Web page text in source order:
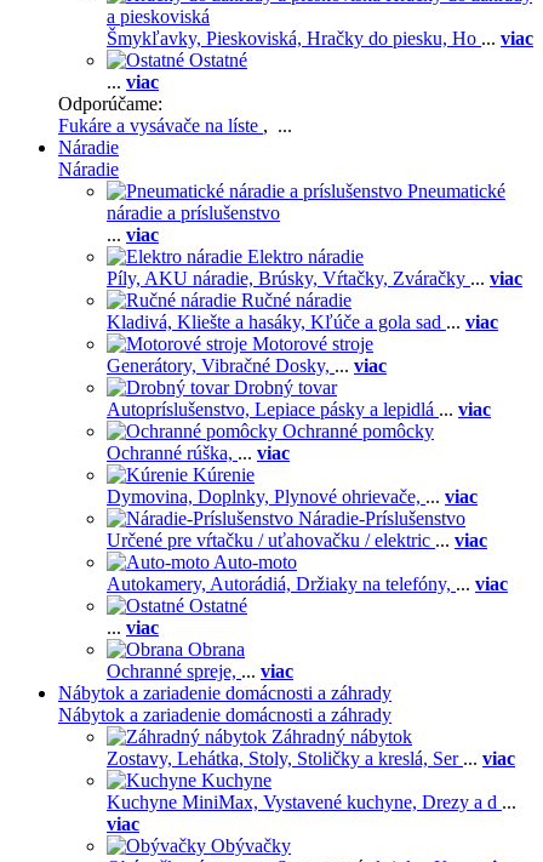
a pieskoviská
Šmykľavky, Pieskoviská, Hračky do piesku, Ho ... viac
Ostatné
... viac
Odporúčame:
Fukáre a vysávače na líste , ...
Náradie
Náradie
Pneumatické
náradie a príslušenstvo
... viac
Elektro náradie
Píly, AKU náradie, Brúsky, Vŕtačky, Zváračky ... viac
Ručné náradie
Kladivá, Kliešte a hasáky, Kľúče a gola sad ... viac
Motorové stroje
Generátory, Vibračné Dosky, ... viac
Drobný tovar
Autopríslušenstvo, Lepiace pásky a lepidlá ... viac
Ochranné pomôcky
Ochranné rúška, ... viac
Kúrenie
Dymovina, Doplnky, Plynové ohrievače, ... viac
Náradie-Príslušenstvo
Určené pre vŕtačku / uťahovačku / elektric ... viac
Auto-moto
Autokamery, Autorádiá, Držiaky na telefóny, ... viac
Ostatné
... viac
Obrana
Ochranné spreje, ... viac
Nábytok a zariadenie domácnosti a záhrady
Nábytok a zariadenie domácnosti a záhrady
Záhradný nábytok
Zostavy, Lehátka, Stoly, Stoličky a kreslá, Ser ... viac
Kuchyne
Kuchyne MiniMax, Vystavené kuchyne, Drezy a d ...
viac
Obývačky